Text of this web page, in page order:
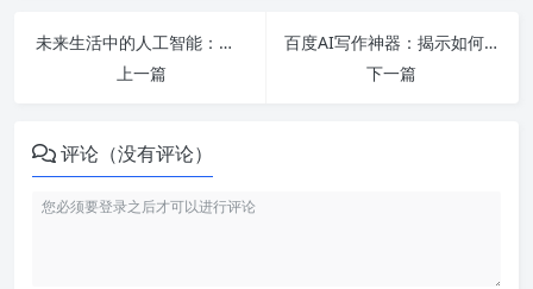
未来生活中的人工智能：探索2024大会与经典书籍的必读指南
上一篇
百度AI写作神器：揭示如何合法利用AI创作小说、写公文和生成文章的全攻略！
下一篇
评论（没有评论）